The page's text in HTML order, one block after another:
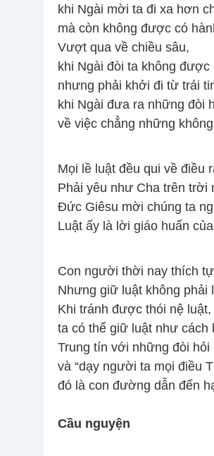
khi Ngài mời ta đi xa hơn
mà còn không được có
Vượt qua về chiều sâu,
khi Ngài đòi ta không
nhưng phải khởi đi từ trái
khi Ngài đưa ra những đòi
về việc chẳng những
Mọi lề luật đều qui về điều
Phải yêu như Cha trên trời
Đức Giêsu mời chúng ta
Luật ấy là lời giáo huấn
Con người thời nay thích
Nhưng giữ luật không phải
Khi tránh được thói nệ
ta có thể giữ luật như cách
Trung tín với những đòi
và “dạy người ta mọi điều
đó là con đường dẫn đến
Cầu nguyện